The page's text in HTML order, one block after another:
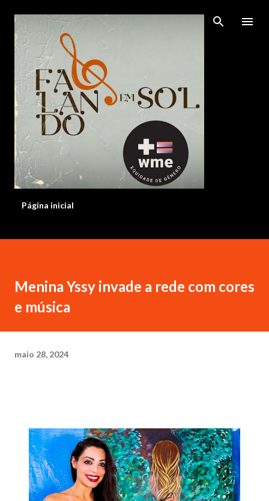
Pular para o conteúdo principal
Página inicial
Menina Yssy invade a rede com cores
e música
maio 28, 2024